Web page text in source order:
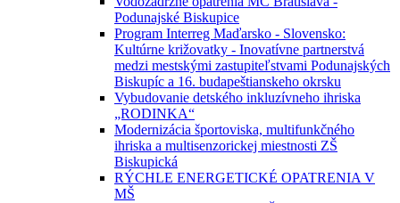
Podunajské Biskupice
Program Interreg Maďarsko - Slovensko:
Kultúrne križovatky - Inovatívne partnerstvá
medzi mestskými zastupiteľstvami Podunajských
Biskupíc a 16. budapeštianskeho okrsku
Vybudovanie detského inkluzívneho ihriska
„RODINKA“
Modernizácia športoviska, multifunkčného
ihriska a multisenzorickej miestnosti ZŠ
Biskupická
RÝCHLE ENERGETICKÉ OPATRENIA V
MŠ